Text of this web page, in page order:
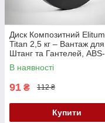
Диск Композитний Elitum
Titan 2,5 кг – Вантаж для
Штанг та Гантелей, ABS-
Покриття, Діаметр 31 мм
В наявності
91 ₴ 112 ₴
Купити